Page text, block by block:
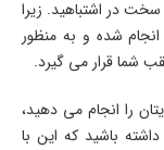
سخت در اشتباهید. زیرا
شده و به منظور
شما قرار می گیرد.
را انجام می دهید،
باشید که این با